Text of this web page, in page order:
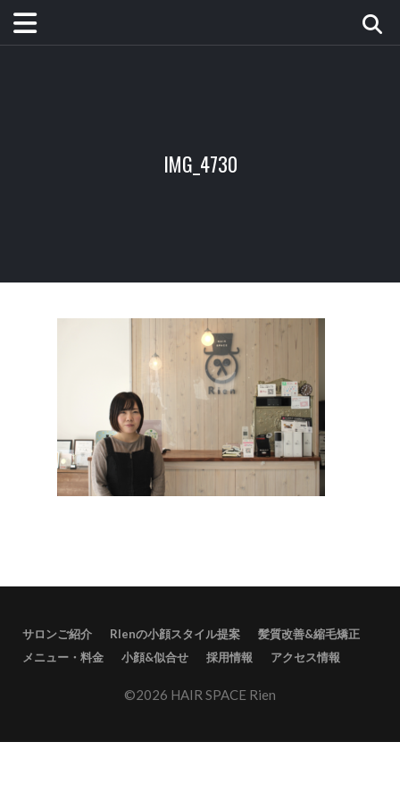
IMG_4730
サロンご紹介 RIenの小顔スタイル提案
髪質改善&縮毛矯正
メニュー・料金
小顔&似合せ 採用情報 アクセス情報
©2026 HAIR SPACE Rien